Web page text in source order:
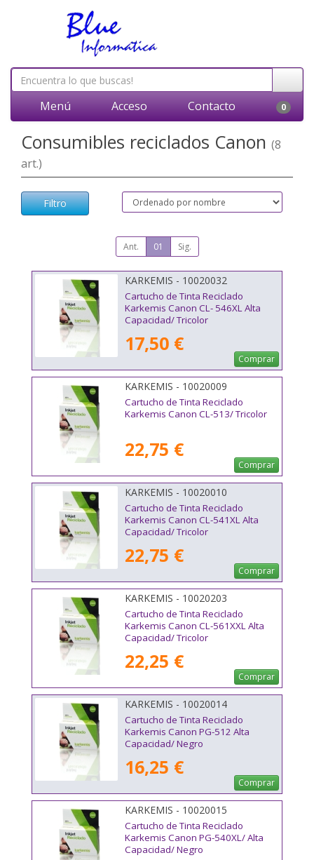
Menú Acceso Contacto 0
Consumibles reciclados Canon (8
art.)
Filtro
Ant. 01 Sig.
KARKEMIS - 10020032
Cartucho de Tinta Reciclado
Karkemis Canon CL- 546XL Alta
Capacidad/ Tricolor
17,50 €
Comprar
KARKEMIS - 10020009
Cartucho de Tinta Reciclado
Karkemis Canon CL-513/ Tricolor
22,75 €
Comprar
KARKEMIS - 10020010
Cartucho de Tinta Reciclado
Karkemis Canon CL-541XL Alta
Capacidad/ Tricolor
22,75 €
Comprar
KARKEMIS - 10020203
Cartucho de Tinta Reciclado
Karkemis Canon CL-561XXL Alta
Capacidad/ Tricolor
22,25 €
Comprar
KARKEMIS - 10020014
Cartucho de Tinta Reciclado
Karkemis Canon PG-512 Alta
Capacidad/ Negro
16,25 €
Comprar
KARKEMIS - 10020015
Cartucho de Tinta Reciclado
Karkemis Canon PG-540XL/ Alta
Capacidad/ Negro